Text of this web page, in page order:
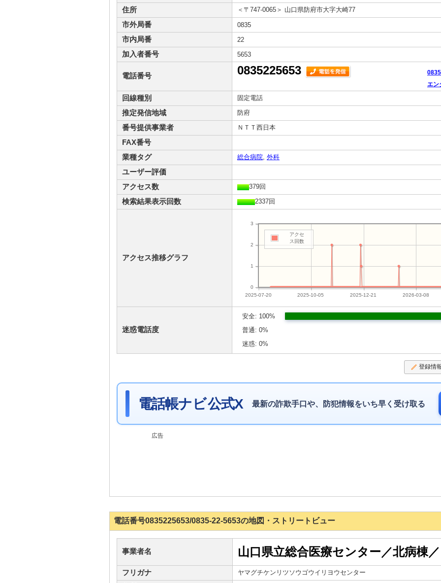
住所 ＜〒747-0065＞ 山口県防府市大字大崎77
市外局番 0835
市内局番 22
加入者番号 5653
電話番号
エン
0835225653
回線種別 固定電話
推定発信地域 防府
番号提供事業者 ＮＴＴ西日本
FAX番号
業種タグ
総合病院, 外科
ユーザー評価
アクセス数
379回
検索結果表示回数 2337回
アクセス推移グラフ
2025-07-20 2025-10-05 2025-12-21 2026-03-08
0
1
2
3
アクセ
ス回数
迷惑電話度
安全: 100%
普通: 0%
迷惑: 0%
登録情
電話帳ナビ 公式X 最新の詐欺手口や、防犯情報をいち早く受け取る
広告
電話番号0835225653/0835-22-5653の地図・ストリートビュー
事業者名 山口県立総合医療センター／北病棟
フリガナ ヤマグチケンリツソウゴウイリヨウセンター